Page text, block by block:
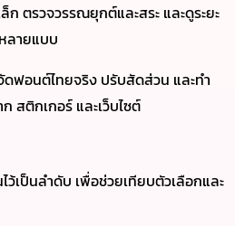
ก ตรวจวรรณยุกต์และสระ และดูระยะ
ลายแบบ
ฟอนต์ไทยจริง ปรับสัดส่วน และทำ
สติกเกอร์ และเว็บไซต์
ว้เป็นลำดับ เพื่อช่วยเทียบตัวเลือกและ